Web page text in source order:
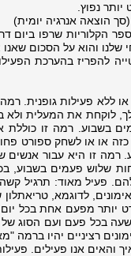
נפוץ.
שלנו והוא על הסכום שאנו
להפריז בהערכת
ללא פעילות גופנית.
לוקחת את המעלית ולא
1-3 ימים בשבוע. רמה
שלוש פעמים בשבוע,
לדוגמא,
יותר מפעם אחת בכל
בכל פעם ועם הסוג של
רציניים יהיו ברמה
והאים אנו פעילים.